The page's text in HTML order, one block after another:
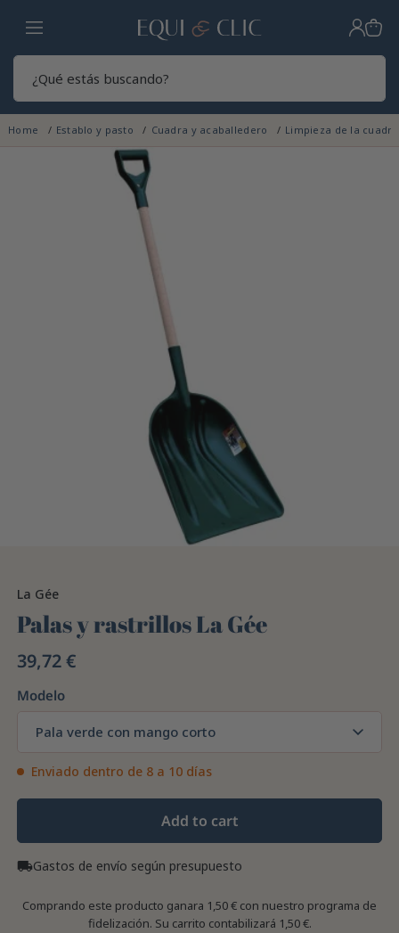
Hogar
Home Establo y pasto Cuadra y acaballedero Limpieza de la
La Gée
Palas y rastrillos La Gée
39,72 €
Modelo
Pala verde con mango corto
Enviado dentro de 8 a 10 días
Add to cart
local_shippingGastos de envío según presupuesto
Comprando este producto ganara 1,50 € con nuestro programa de
fidelización. Su carrito contabilizará 1,50 €.